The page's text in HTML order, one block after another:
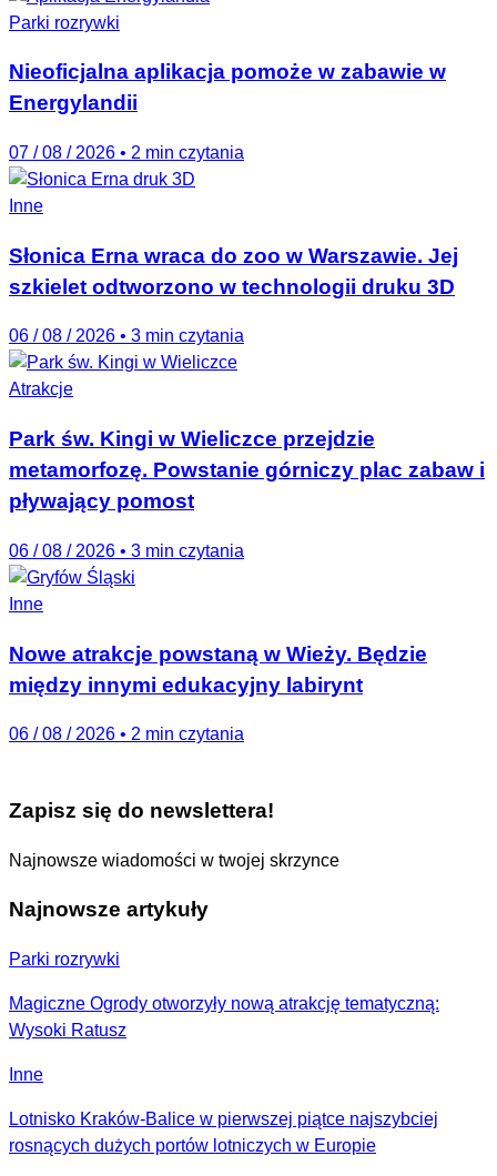
Parki rozrywki
Nieoficjalna aplikacja pomoże w zabawie w
Energylandii
07 / 08 / 2026 • 2 min czytania
Inne
Słonica Erna wraca do zoo w Warszawie. Jej
szkielet odtworzono w technologii druku 3D
06 / 08 / 2026 • 3 min czytania
Atrakcje
Park św. Kingi w Wieliczce przejdzie
metamorfozę. Powstanie górniczy plac zabaw i
pływający pomost
06 / 08 / 2026 • 3 min czytania
Inne
Nowe atrakcje powstaną w Wieży. Będzie
między innymi edukacyjny labirynt
06 / 08 / 2026 • 2 min czytania
Zapisz się do newslettera!
Najnowsze wiadomości w twojej skrzynce
Najnowsze artykuły
Parki rozrywki
Magiczne Ogrody otworzyły nową atrakcję tematyczną:
Wysoki Ratusz
Inne
Lotnisko Kraków-Balice w pierwszej piątce najszybciej
rosnących dużych portów lotniczych w Europie